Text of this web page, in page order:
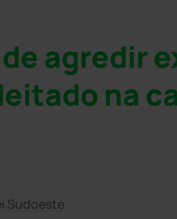
agredir
na
Sudoeste